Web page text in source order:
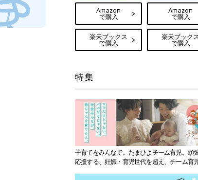
Amazon
で購入
楽天ブックス
で購入
Amazon
で購入
楽天ブック
で購入
特集
子育てをみんなで。たまひよチーム育児。頑
応援する、妊娠・育児世代を超え、チーム育